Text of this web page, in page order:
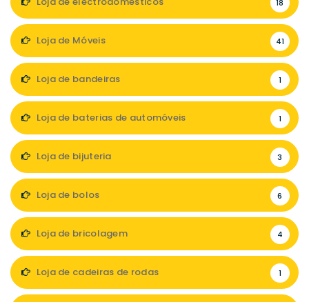
18
Loja de Móveis 41
Loja de bandeiras 1
Loja de baterias de automóveis 1
Loja de bijuteria 3
Loja de bolos 6
Loja de bricolagem 4
Loja de cadeiras de rodas 1